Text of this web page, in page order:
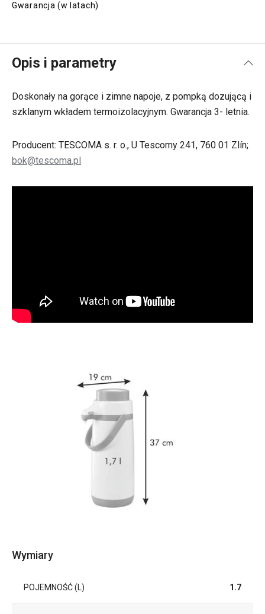
Gwarancja (w latach)
Opis i parametry
Doskonały na gorące i zimne napoje, z pompką dozującą i
szklanym wkładem termoizolacyjnym. Gwarancja 3- letnia.
Producent: TESCOMA s. r. o., U Tescomy 241, 760 01 Zlín;
bok@tescoma.pl
Wymiary
POJEMNOŚĆ (L) 1.7